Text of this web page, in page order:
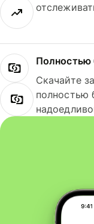
Полностью
Скачайте
полностью